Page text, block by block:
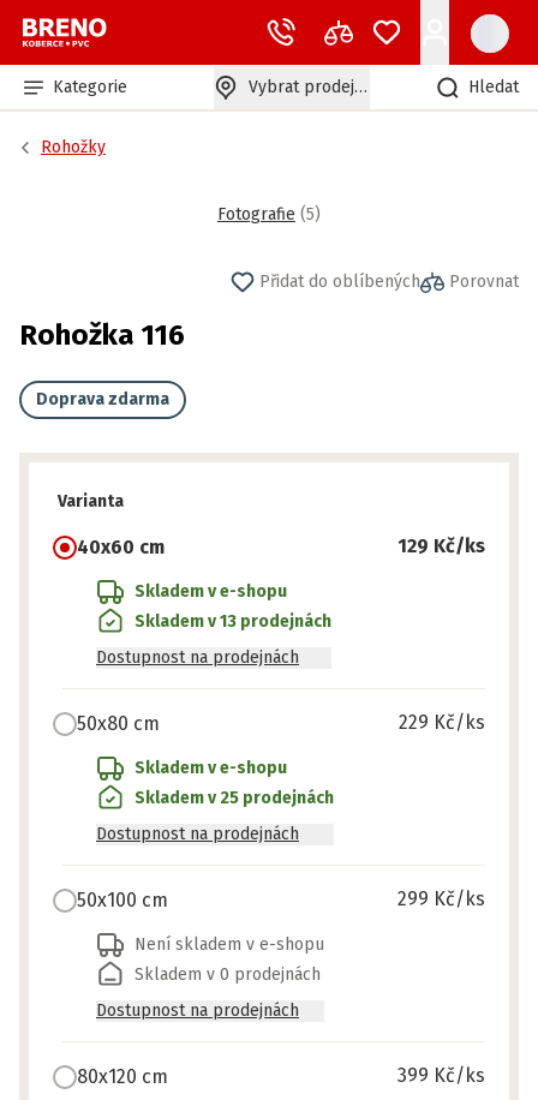
Kategorie Vybrat prodejnu Hledat
Rohožky
Fotografie (5)
Přidat do oblíbených Porovnat
Rohožka 116
Doprava zdarma
Varianta
40x60 cm 129 Kč/ks
Skladem v e-shopu
Skladem v 13 prodejnách
Dostupnost na prodejnách
50x80 cm 229 Kč/ks
Skladem v e-shopu
Skladem v 25 prodejnách
Dostupnost na prodejnách
50x100 cm 299 Kč/ks
Není skladem v e-shopu
Skladem v 0 prodejnách
Dostupnost na prodejnách
80x120 cm 399 Kč/ks